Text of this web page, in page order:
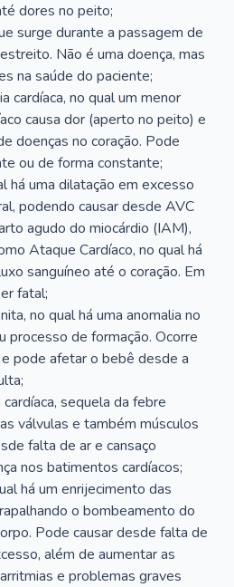
dores no peito;
surge durante a passagem de
Não é uma doença, mas
na saúde do paciente;
cardíaca, no qual um menor
causa dor (aperto no peito) e
doenças no coração. Pode
ou de forma constante;
há uma dilatação em excesso
podendo causar desde AVC
agudo do miocárdio (IAM),
Ataque Cardíaco, no qual há
sanguíneo até o coração. Em
fatal;
no qual há uma anomalia no
processo de formação. Ocorre
pode afetar o bebê desde a
sequela da febre
válvulas e também músculos
falta de ar e cansaço
nos batimentos cardíacos;
há um enrijecimento das
o bombeamento do
Pode causar desde falta de
além de aumentar as
e problemas graves